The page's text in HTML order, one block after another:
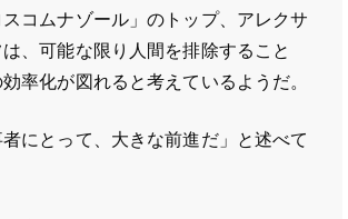
コムナゾール」のトップ、アレクサ
、可能な限り人間を排除すること
率化が図れると考えているようだ。
者にとって、大きな前進だ」と述べて